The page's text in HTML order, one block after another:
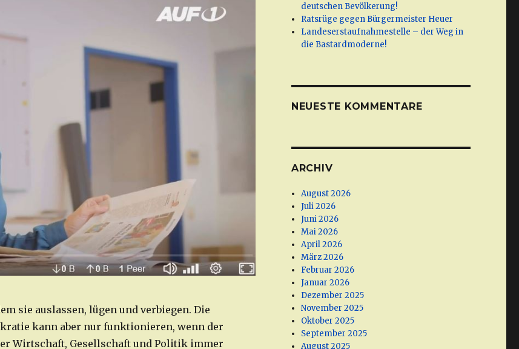
sie auslassen, lügen und verbiegen. Die
kann aber nur funktionieren, wenn der
Wirtschaft, Gesellschaft und Politik immer
deutschen Bevölkerung!
Ratsrüge gegen Bürgermeister Heuer
Landeserstaufnahmestelle – der Weg in
die Bastardmoderne!
NEUESTE KOMMENTARE
ARCHIV
August 2026
Juli 2026
Juni 2026
Mai 2026
April 2026
März 2026
Februar 2026
Januar 2026
Dezember 2025
November 2025
Oktober 2025
September 2025
August 2025